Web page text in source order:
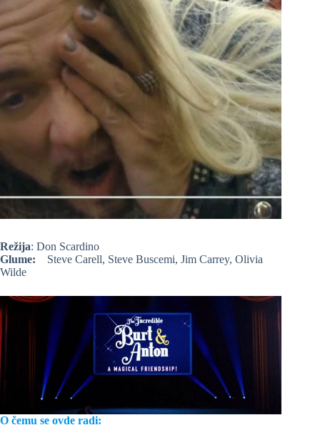
Režija: Don Scardino
Glume:
Steve Carell, Steve Buscemi, Jim Carrey, Olivia
Wilde
O čemu se ovde radi: